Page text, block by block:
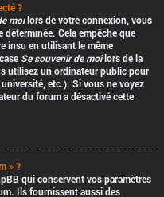
?
moilors de votre connexion, vous
Cela empêche que
insu en utilisant le même
Se souvenir de moilors de la
utilisez un ordinateur public pour
etc.). Si vous ne voyez
du forum a désactivé cette
» ?
qui conservent vos paramètres
Ils fournissent aussi des